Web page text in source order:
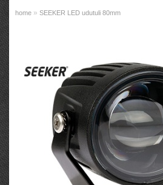
home » SEEKER LED udutuli 80mm